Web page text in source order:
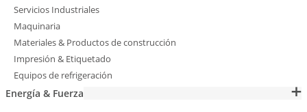
Servicios Industriales
Maquinaria
Materiales & Productos de construcción
Impresión & Etiquetado
Equipos de refrigeración
Energía & Fuerza